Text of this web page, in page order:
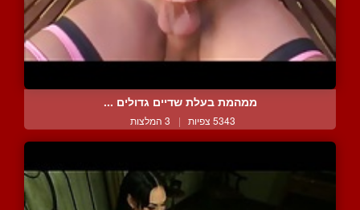
ממהמת בעלת שדיים גדולים ...
5343 צפיות | 3 המלצות